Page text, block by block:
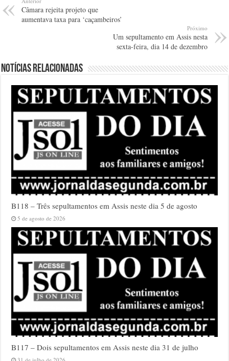
Câmara rejeita projeto que
aumentava taxa para ‘caçambeiros’
Próximo
Um sepultamento em Assis nesta
sexta-feira, dia 14 de dezembro
Notícias relacionadas
B118 – Três sepultamentos em Assis neste dia 5 de agosto
5 de agosto de 2026
B117 – Dois sepultamentos em Assis neste dia 31 de julho